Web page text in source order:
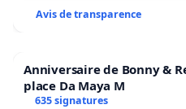
Avis de transparence
Anniversaire de Bonny &
place Da Maya M
635 signatures